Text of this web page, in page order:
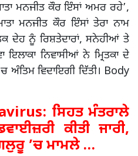
ਮਨਜੀਤ ਕੌਰ ਇੰਸਾਂ ਅਮਰ ਰਹੇ’,
ਮਨਜੀਤ ਕੌਰ ਇੰਸਾਂ ਤੇਰਾ ਨਾਮ
ਦੇਹ ਨੂੰ ਰਿਸ਼ਤੇਦਾਰਾਂ, ਸਨੇਹੀਆਂ ਤੇ
ਨਿਵਾਸੀਆਂ ਨੇ ਮ੍ਰਿਤਕਾ ਦੇ
ਅੰਤਿਮ ਵਿਦਾਇਗੀ ਦਿੱਤੀ। Body
ਸਿਹਤ ਮੰਤਰਾਲੇ
ਕੀਤੀ ਜਾਰੀ,
’ਚ ਮਾਮਲੇ …